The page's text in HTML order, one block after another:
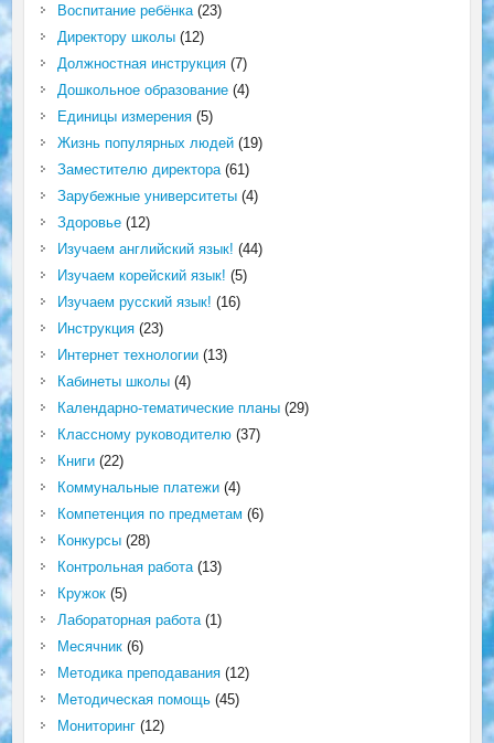
Воспитание ребёнка(23)
Директору школы(12)
Должностная инструкция(7)
Дошкольное образование(4)
Единицы измерения(5)
Жизнь популярных людей(19)
Заместителю директора(61)
Зарубежные университеты(4)
Здоровье(12)
Изучаем английский язык! (44)
Изучаем корейский язык! (5)
Изучаем русский язык! (16)
Инструкция(23)
Интернет технологии(13)
Кабинеты школы(4)
Календарно-тематические планы(29)
Классному руководителю(37)
Книги(22)
Коммунальные платежи(4)
Компетенция по предметам (6)
Конкурсы(28)
Контрольная работа(13)
Кружок(5)
Лабораторная работа(1)
Месячник(6)
Методика преподавания(12)
Методическая помощь(45)
Мониторинг(12)